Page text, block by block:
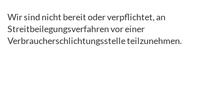
Wir sind nicht bereit oder verpflichtet, an
Streitbeilegungsverfahren vor einer
Verbraucherschlichtungsstelle teilzunehmen.